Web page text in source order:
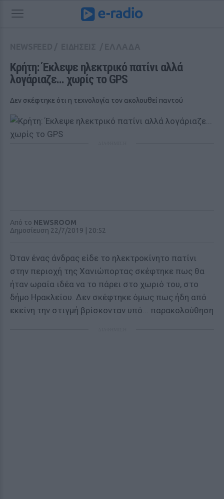
Κρήτη: Έκλεψε ηλεκτρικό πατίνι αλλά
λογάριαζε... χωρίς το GPS
Δεν σκέφτηκε ότι η τεχνολογία τον ακολουθεί παντού
Από το NEWSROOM
Δημοσίευση 22/7/2019 | 20:52
Όταν ένας άνδρας είδε το ηλεκτροκίνητο πατίνι
στην περιοχή της Χανιώπορτας σκέφτηκε πως θα
ήταν ωραία ιδέα να το πάρει στο χωριό του, στο
δήμο Ηρακλείου. Δεν σκέφτηκε όμως πως ήδη από
εκείνη την στιγμή βρίσκονταν υπό... παρακολούθηση